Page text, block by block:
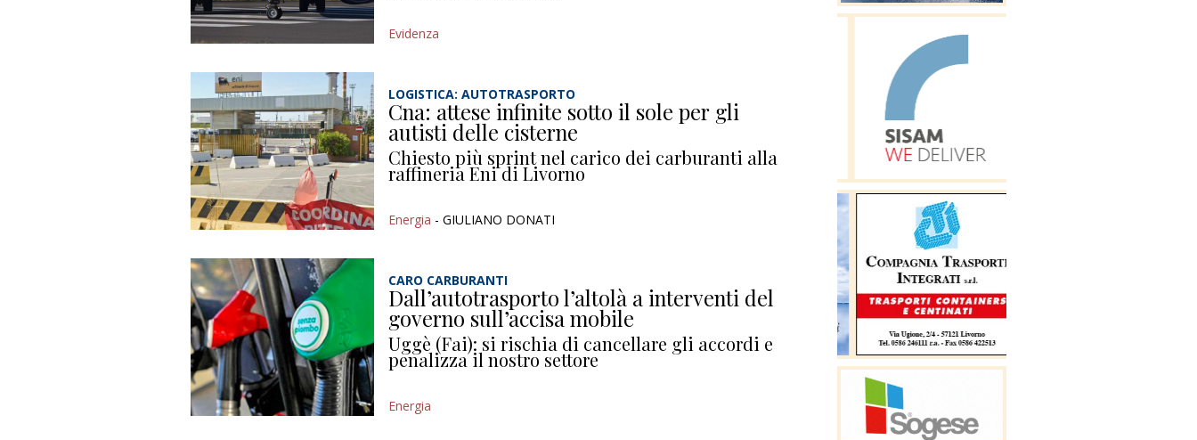
Evidenza
LOGISTICA: AUTOTRASPORTO
Cna: attese infinite sotto il sole per gli
autisti delle cisterne
Chiesto più sprint nel carico dei carburanti alla
raffineria Eni di Livorno
Energia - GIULIANO DONATI
CARO CARBURANTI
Dall’autotrasporto l’altolà a interventi del
governo sull’accisa mobile
Uggè (Fai): si rischia di cancellare gli accordi e
penalizza il nostro settore
Energia